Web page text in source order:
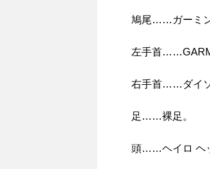
鳩尾……ガーミン
左手首
右手首……ダイソ
足……裸足。
頭……ヘイロ ヘ